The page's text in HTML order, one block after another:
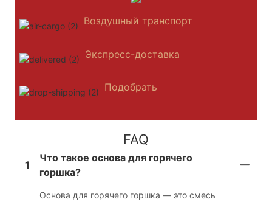
Воздушный транспорт
Экспресс-доставка
Подобрать
FAQ
1
Что такое основа для горячего
горшка?
Основа для горячего горшка — это смесь